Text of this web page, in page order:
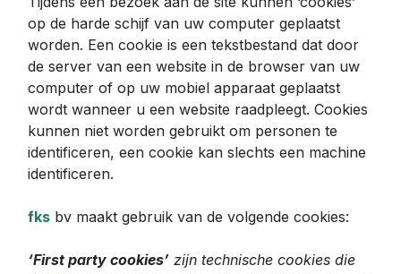
op de harde schijf van uw computer geplaatst
worden. Een cookie is een tekstbestand dat door
de server van een website in de browser van uw
computer of op uw mobiel apparaat geplaatst
wordt wanneer u een website raadpleegt. Cookies
kunnen niet worden gebruikt om personen te
identificeren, een cookie kan slechts een machine
identificeren.
fks bv maakt gebruik van de volgende cookies:
‘First party cookies’ zijn technische cookies die